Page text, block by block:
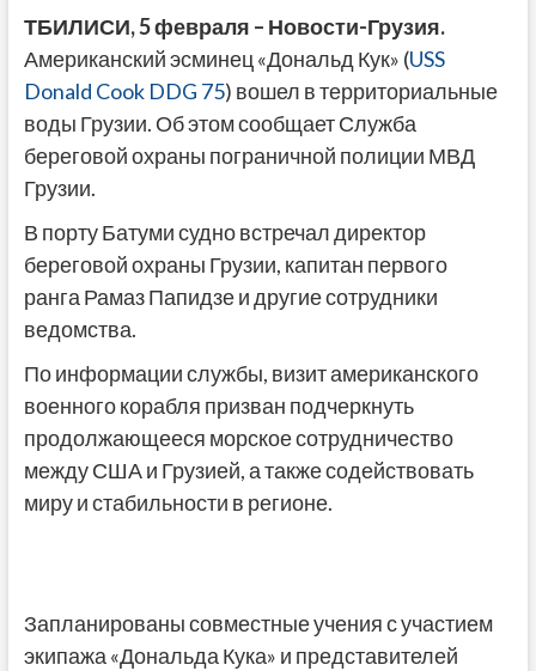
ТБИЛИСИ, 5 февраля – Новости-Грузия.
Американский эсминец «Дональд Кук» (USS
Donald Cook DDG 75) вошел в территориальные
воды Грузии. Об этом сообщает Служба
береговой охраны пограничной полиции МВД
Грузии.
В порту Батуми судно встречал директор
береговой охраны Грузии, капитан первого
ранга Рамаз Папидзе и другие сотрудники
ведомства.
По информации службы, визит американского
военного корабля призван подчеркнуть
продолжающееся морское сотрудничество
между США и Грузией, а также содействовать
миру и стабильности в регионе.
Запланированы совместные учения с участием
экипажа «Дональда Кука» и представителей